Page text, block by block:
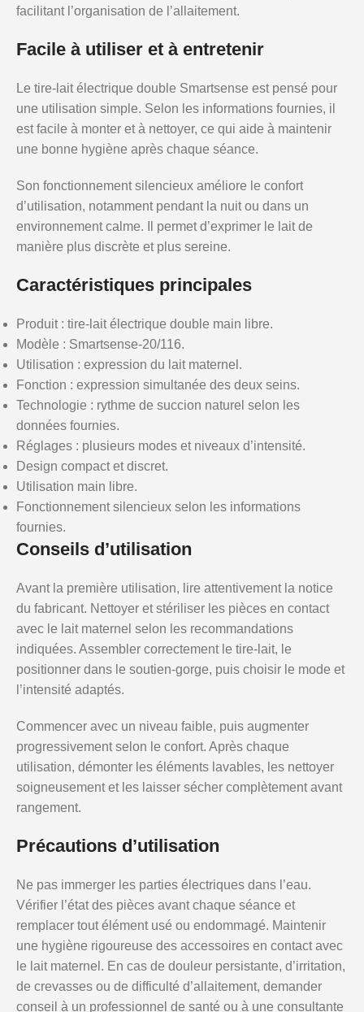
facilitant l’organisation de l’allaitement.
Facile à utiliser et à entretenir
Le tire-lait électrique double Smartsense est pensé pour
une utilisation simple. Selon les informations fournies, il
est facile à monter et à nettoyer, ce qui aide à maintenir
une bonne hygiène après chaque séance.
Son fonctionnement silencieux améliore le confort
d’utilisation, notamment pendant la nuit ou dans un
environnement calme. Il permet d’exprimer le lait de
manière plus discrète et plus sereine.
Caractéristiques principales
Produit : tire-lait électrique double main libre.
Modèle : Smartsense-20/116.
Utilisation : expression du lait maternel.
Fonction : expression simultanée des deux seins.
Technologie : rythme de succion naturel selon les
données fournies.
Réglages : plusieurs modes et niveaux d’intensité.
Design compact et discret.
Utilisation main libre.
Fonctionnement silencieux selon les informations
fournies.
Conseils d’utilisation
Avant la première utilisation, lire attentivement la notice
du fabricant. Nettoyer et stériliser les pièces en contact
avec le lait maternel selon les recommandations
indiquées. Assembler correctement le tire-lait, le
positionner dans le soutien-gorge, puis choisir le mode et
l’intensité adaptés.
Commencer avec un niveau faible, puis augmenter
progressivement selon le confort. Après chaque
utilisation, démonter les éléments lavables, les nettoyer
soigneusement et les laisser sécher complètement avant
rangement.
Précautions d’utilisation
Ne pas immerger les parties électriques dans l’eau.
Vérifier l’état des pièces avant chaque séance et
remplacer tout élément usé ou endommagé. Maintenir
une hygiène rigoureuse des accessoires en contact avec
le lait maternel. En cas de douleur persistante, d’irritation,
de crevasses ou de difficulté d’allaitement, demander
conseil à un professionnel de santé ou à une consultante